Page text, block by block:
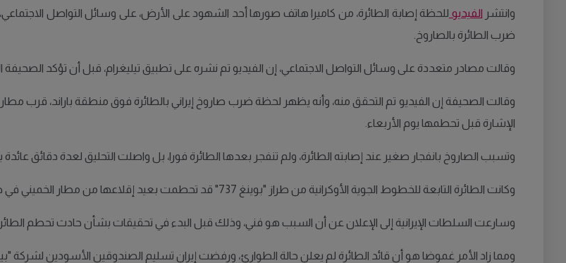
وانتشر الفيديو للحظة إصابة الطائرة، من كاميرا هاتف صورها أحد الشهود على الأرض، على وسائل التواصل
ضرب الطائرة بالصاروخ.
وقالت مصادر متعددة على وسائل التواصل الاجتماعي، إن الفيديو تم نشره على تطبيق تيليغرام، قبل أن تؤكد الصحيفة
وقالت الصحيفة إن الفيديو تم التحقق منه، وأنه يظهر لحظة ضرب صاروخ إيراني بالطائرة فوق منطقة باراند، قرب
الإشارة قبل تحطمها يوم الأربعاء.
وتسبب الصاروخ بانفجار صغير عند إصابته الطائرة، ولم تنفجر بعدها الطائرة فورا، بل واصلت التحليق لعدة دقائق
وكانت الطائرة التابعة للخطوط الجوية الأوكرانية من طراز "بوينغ 737" قد تحطمت بعيد إقلاعها من مطار الخميني في طهران، مما أدى إلى مقتل كل من كانوا على متنها، وعددهم 176 شخصا.
وسارعت السلطات الإيرانية إلى الإعلان عن أن السبب هو فني، وذلك قبل البدء في تحقيقات بشأن حادث تحطم
ومما زاد الأمر غموضا هو أن قائد الطائرة لم يعلن حالة الطوارئ، ورفضت إيران تسليم الصندوقين الأسودين لشركة